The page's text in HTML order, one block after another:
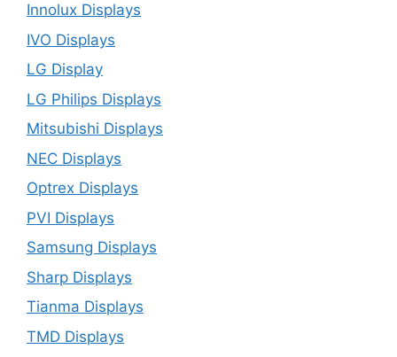
Innolux Displays
IVO Displays
LG Display
LG Philips Displays
Mitsubishi Displays
NEC Displays
Optrex Displays
PVI Displays
Samsung Displays
Sharp Displays
Tianma Displays
TMD Displays